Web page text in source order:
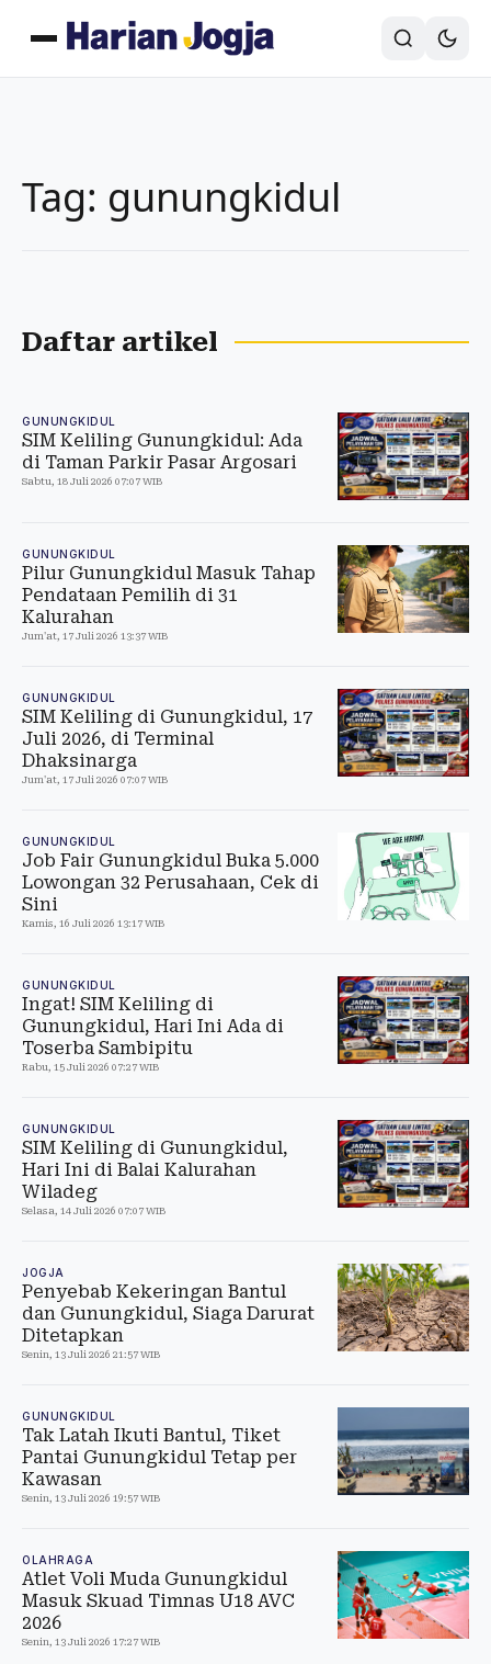
Tag: gunungkidul
Daftar artikel
GUNUNGKIDUL
SIM Keliling Gunungkidul: Ada
di Taman Parkir Pasar Argosari
Sabtu, 18 Juli 2026 07:07 WIB
GUNUNGKIDUL
Pilur Gunungkidul Masuk Tahap
Pendataan Pemilih di 31
Kalurahan
Jum'at, 17 Juli 2026 13:37 WIB
GUNUNGKIDUL
SIM Keliling di Gunungkidul, 17
Juli 2026, di Terminal
Dhaksinarga
Jum'at, 17 Juli 2026 07:07 WIB
GUNUNGKIDUL
Job Fair Gunungkidul Buka 5.000
Lowongan 32 Perusahaan, Cek di
Sini
Kamis, 16 Juli 2026 13:17 WIB
GUNUNGKIDUL
Ingat! SIM Keliling di
Gunungkidul, Hari Ini Ada di
Toserba Sambipitu
Rabu, 15 Juli 2026 07:27 WIB
GUNUNGKIDUL
SIM Keliling di Gunungkidul,
Hari Ini di Balai Kalurahan
Wiladeg
Selasa, 14 Juli 2026 07:07 WIB
JOGJA
Penyebab Kekeringan Bantul
dan Gunungkidul, Siaga Darurat
Ditetapkan
Senin, 13 Juli 2026 21:57 WIB
GUNUNGKIDUL
Tak Latah Ikuti Bantul, Tiket
Pantai Gunungkidul Tetap per
Kawasan
Senin, 13 Juli 2026 19:57 WIB
OLAHRAGA
Atlet Voli Muda Gunungkidul
Masuk Skuad Timnas U18 AVC
2026
Senin, 13 Juli 2026 17:27 WIB